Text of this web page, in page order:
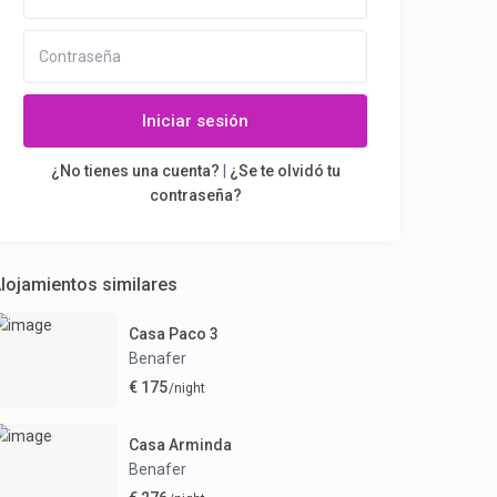
Iniciar sesión
¿No tienes una cuenta?
¿Se te olvidó tu
contraseña?
similares
Casa Paco 3
Benafer
€ 175/night
Casa Arminda
Benafer